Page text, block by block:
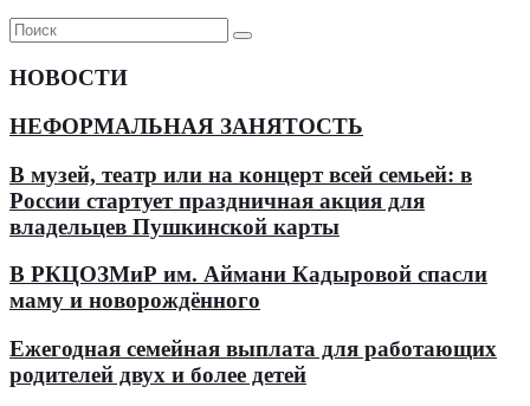
НОВОСТИ
НЕФОРМАЛЬНАЯ ЗАНЯТОСТЬ
В музей, театр или на концерт всей семьей: в
России стартует праздничная акция для
владельцев Пушкинской карты
В РКЦОЗМиР им. Аймани Кадыровой спасли
маму и новорождённого
Ежегодная семейная выплата для работающих
родителей двух и более детей